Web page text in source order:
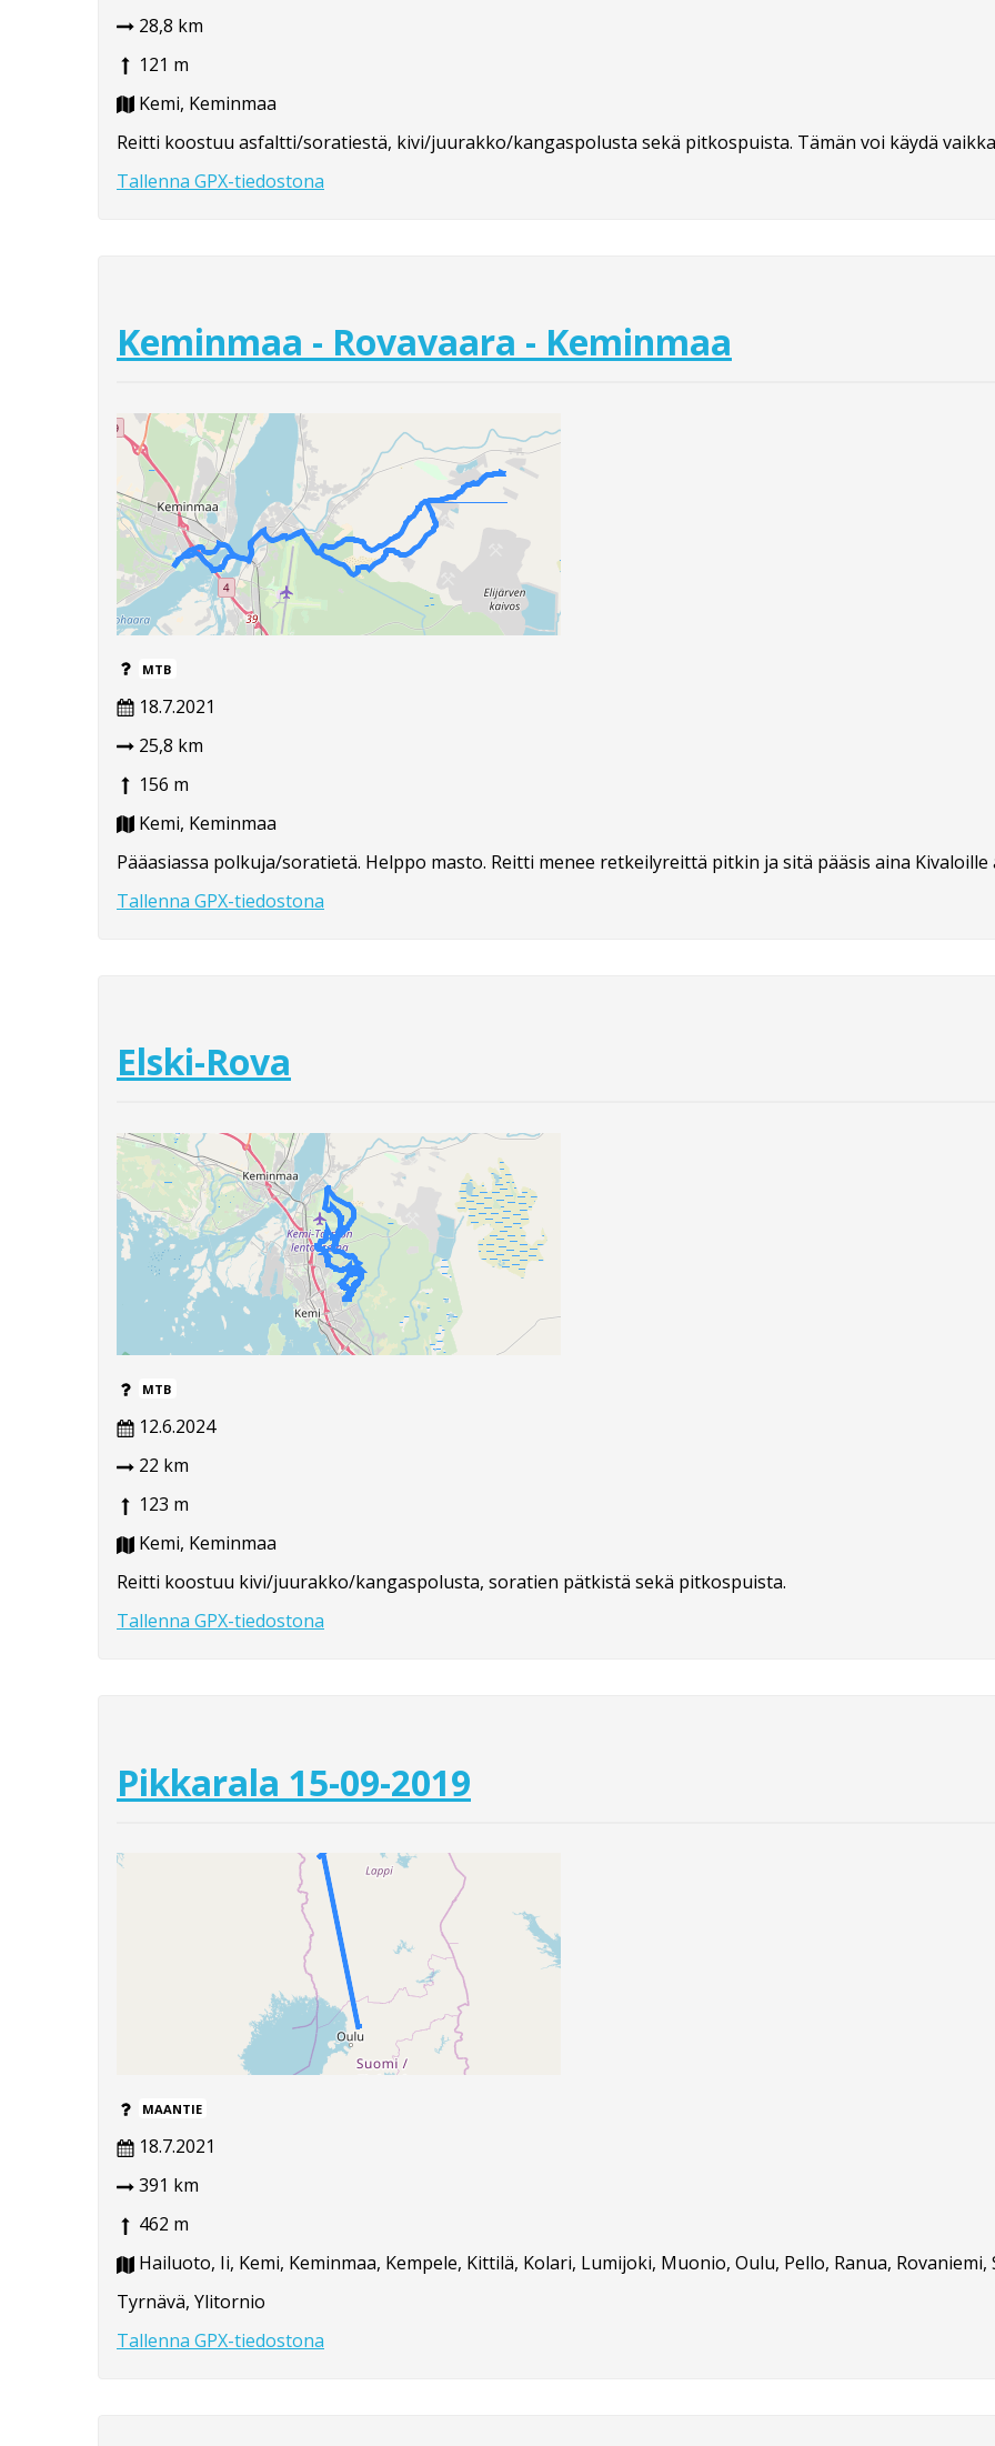
28,8 km
121 m
Kemi, Keminmaa
Reitti koostuu asfaltti/soratiestä, kivi/juurakko/kangaspolusta sekä pitkospuista. Tämän voi käydä
Tallenna GPX-tiedostona
Keminmaa - Rovavaara - Keminmaa
MTB
18.7.2021
25,8 km
156 m
Kemi, Keminmaa
Pääasiassa polkuja/soratietä. Helppo masto. Reitti menee retkeilyreittä pitkin ja sitä pääsis aina Kivaloille
Tallenna GPX-tiedostona
Elski-Rova
MTB
12.6.2024
22 km
123 m
Kemi, Keminmaa
Reitti koostuu kivi/juurakko/kangaspolusta, soratien pätkistä sekä pitkospuista.
Tallenna GPX-tiedostona
Pikkarala 15-09-2019
MAANTIE
18.7.2021
391 km
462 m
Hailuoto, Ii, Kemi, Keminmaa, Kempele, Kittilä, Kolari, Lumijoki, Muonio, Oulu, Pello, Ranua,
Tyrnävä, Ylitornio
Tallenna GPX-tiedostona